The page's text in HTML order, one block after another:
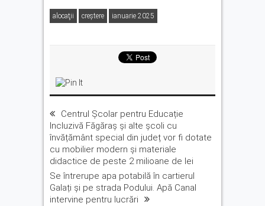
alocaţii creştere ianuarie 2025
Centrul Școlar pentru Educație
Incluzivă Făgăraș și alte şcoli cu
învățământ special din județ vor fi dotate
cu mobilier modern şi materiale
didactice de peste 2 milioane de lei
Se întrerupe apa potabilă în cartierul
Galați și pe strada Podului. Apă Canal
intervine pentru lucrări